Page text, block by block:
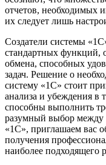
отчетов, необходимых
их следует лишь
Создатели системы
стандартных функций,
обмена, способных
задач. Решение о
систему «1С» стоит
анализа и убеждения в
способны выполнить
разумный выбор между
«1С», приглашаем вас
получения
наиболее подходящего